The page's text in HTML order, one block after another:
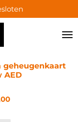
geheugenkaart
AED